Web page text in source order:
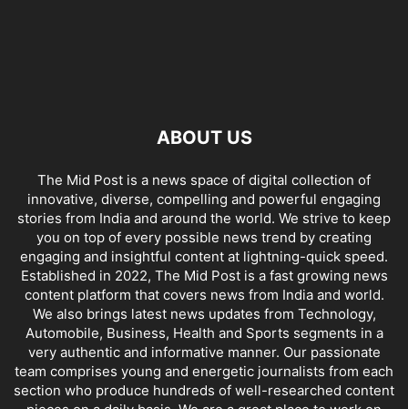
ABOUT US
The Mid Post is a news space of digital collection of
innovative, diverse, compelling and powerful engaging
stories from India and around the world. We strive to keep
you on top of every possible news trend by creating
engaging and insightful content at lightning-quick speed.
Established in 2022, The Mid Post is a fast growing news
content platform that covers news from India and world.
We also brings latest news updates from Technology,
Automobile, Business, Health and Sports segments in a
very authentic and informative manner. Our passionate
team comprises young and energetic journalists from each
section who produce hundreds of well-researched content